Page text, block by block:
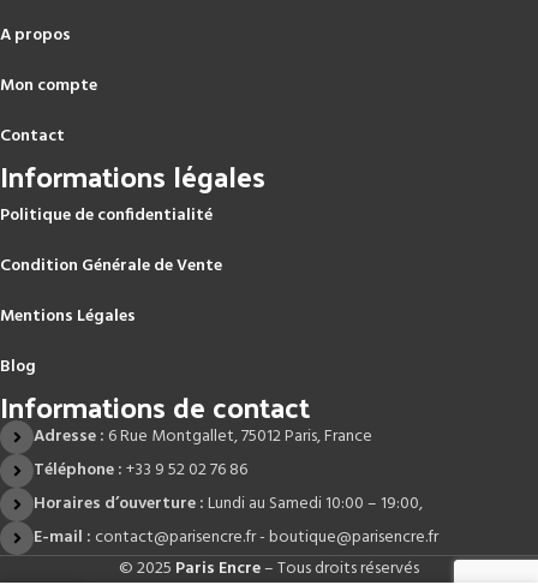
A propos
Mon compte
Contact
Informations légales
Politique de confidentialité
Condition Générale de Vente
Mentions Légales
Blog
Informations de contact
Adresse : 6 Rue Montgallet, 75012 Paris, France
Téléphone :+33 9 52 02 76 86
Horaires d’ouverture :Lundi au Samedi 10:00 – 19:00,
E-mail : contact@parisencre.fr - boutique@parisencre.fr
© 2025 Paris Encre– Tous droits réservés